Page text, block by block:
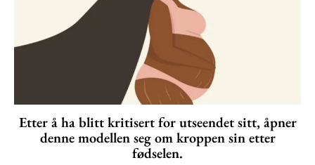
Etter å ha blitt kritisert for utseendet sitt, åpner
denne modellen seg om kroppen sin etter
fødselen.